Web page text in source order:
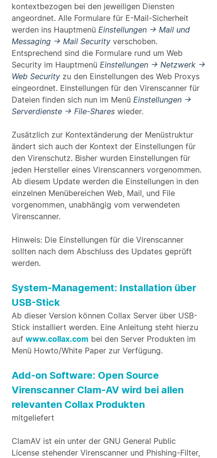
kontextbezogen bei den jeweiligen Diensten
angeordnet. Alle Formulare für E-Mail-Sicherheit
werden ins Hauptmenü Einstellungen → Mail und
Messaging → Mail Security verschoben.
Entsprechend sind die Formulare rund um Web
Security im Hauptmenü Einstellungen → Netzwerk →
Web Security zu den Einstellungen des Web Proxys
eingeordnet. Einstellungen für den Virenscanner für
Dateien finden sich nun im Menü Einstellungen →
Serverdienste → File-Shares wieder.
Zusätzlich zur Kontextänderung der Menüstruktur
ändert sich auch der Kontext der Einstellungen für
den Virenschutz. Bisher wurden Einstellungen für
jeden Hersteller eines Virenscanners vorgenommen.
Ab diesem Update werden die Einstellungen in den
einzelnen Menübereichen Web, Mail, und File
vorgenommen, unabhängig vom verwendeten
Virenscanner.
Hinweis: Die Einstellungen für die Virenscanner
sollten nach dem Abschluss des Updates geprüft
werden.
System-Management: Installation über
USB-Stick
Ab dieser Version können Collax Server über USB-
Stick installiert werden. Eine Anleitung steht hierzu
auf www.collax.com bei den Server Produkten im
Menü Howto/White Paper zur Verfügung.
Add-on Software: Open Source
Virenscanner Clam-AV wird bei allen
relevanten Collax Produkten
mitgeliefert
ClamAV ist ein unter der GNU General Public
License stehender Virenscanner und Phishing-Filter,